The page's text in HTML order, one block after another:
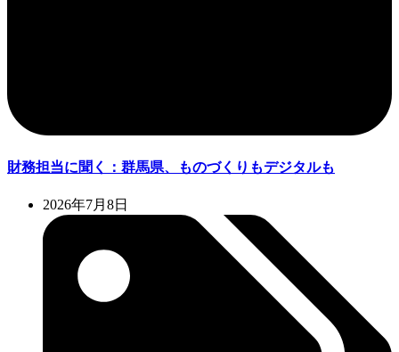
財務担当に聞く：群馬県、ものづくりもデジタルも
2026年7月8日